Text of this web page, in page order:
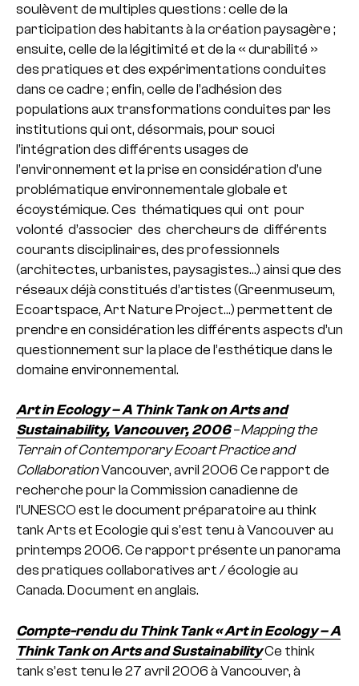
soulèvent de multiples questions : celle de la
participation des habitants à la création paysagère ;
ensuite, celle de la légitimité et de la « durabilité »
des pratiques et des expérimentations conduites
dans ce cadre ; enfin, celle de l’adhésion des
populations aux transformations conduites par les
institutions qui ont, désormais, pour souci
l’intégration des différents usages de
l’environnement et la prise en considération d’une
problématique environnementale globale et
écoystémique. Ces thématiques qui ont pour
volonté d’associer des chercheurs de différents
courants disciplinaires, des professionnels
(architectes, urbanistes, paysagistes…) ainsi que des
réseaux déjà constitués d’artistes (Greenmuseum,
Ecoartspace, Art Nature Project…) permettent de
prendre en considération les différents aspects d’un
questionnement sur la place de l’esthétique dans le
domaine environnemental.
Art in Ecology – A Think Tank on Arts and
Sustainability, Vancouver, 2006 –Mapping the
Terrain of Contemporary Ecoart Practice and
CollaborationVancouver, avril 2006 Ce rapport de
recherche pour la Commission canadienne de
l’UNESCO est le document préparatoire au think
tank Arts et Ecologie qui s’est tenu à Vancouver au
printemps 2006. Ce rapport présente un panorama
des pratiques collaboratives art / écologie au
Canada. Document en anglais.
Compte-rendu du Think Tank « Art in Ecology – A
Think Tank on Arts and SustainabilityCe think
tank s’est tenu le 27 avril 2006 à Vancouver, à